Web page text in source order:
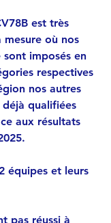
est très
mesure où nos
sont imposés en
respectives
nos autres
déjà qualifiées
aux résultats
équipes et leurs
pas réussi à